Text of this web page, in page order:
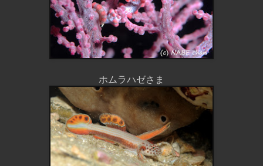
ホムラハゼさま